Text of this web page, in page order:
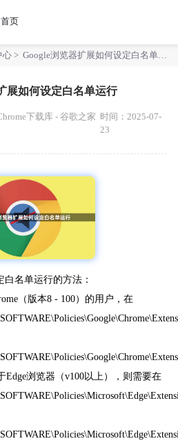
首页
心 > Google浏览器扩展如何设定白名单运
展如何设定白名单运行
下载库 - 谷歌之家 时间：2025-07-
23
白名单运行的方法：
（版本8 - 100）的用户，在
浏览器（v100以上），则需要在